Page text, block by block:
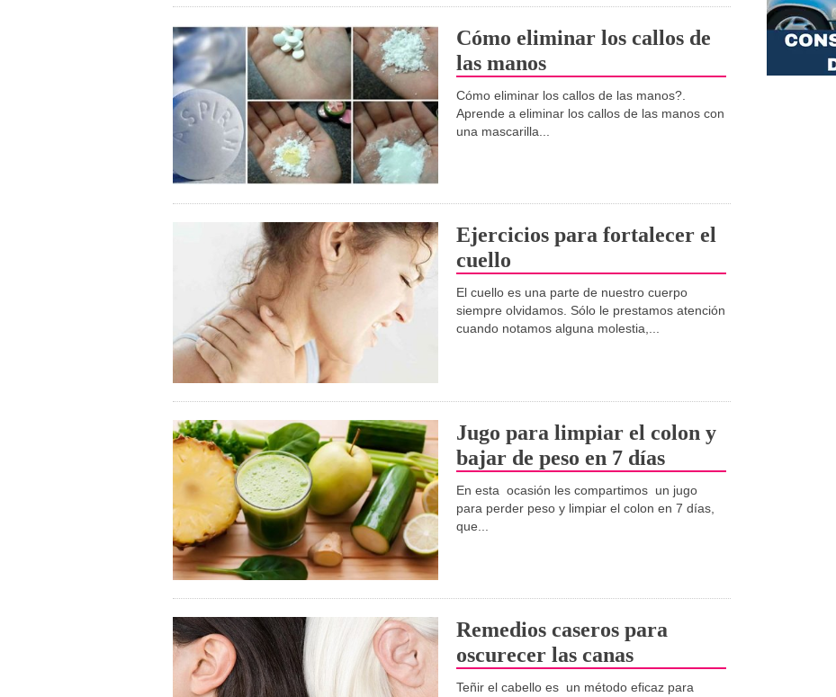
Cómo eliminar los callos de
las manos
Cómo eliminar los callos de las manos?.
Aprende a eliminar los callos de las manos con
una mascarilla...
Ejercicios para fortalecer el
cuello
El cuello es una parte de nuestro cuerpo
siempre olvidamos. Sólo le prestamos atención
cuando notamos alguna molestia,...
Jugo para limpiar el colon y
bajar de peso en 7 días
En esta ocasión les compartimos un jugo
para perder peso y limpiar el colon en 7 días,
que...
Remedios caseros para
oscurecer las canas
Teñir el cabello es un método eficaz para